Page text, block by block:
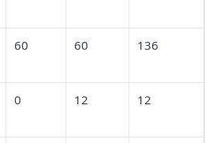
60 60 136
0 12 12